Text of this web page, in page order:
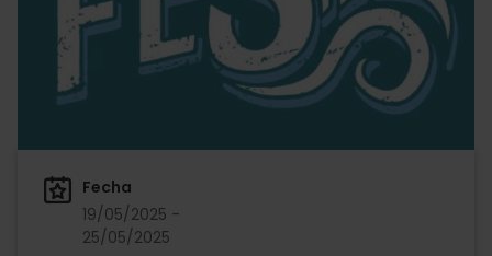
Fecha
19/05/2025 -
25/05/2025